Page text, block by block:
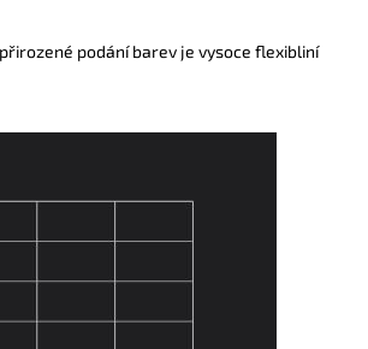
podání barev je vysoce flexibliní